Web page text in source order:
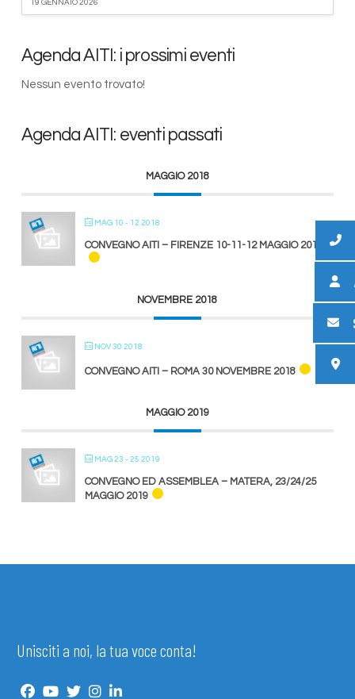
19 GENNAIO 2026
Agenda AITI: i prossimi eventi
Nessun evento trovato!
Agenda AITI: eventi passati
MAGGIO 2018
MAG 10 - 12 2018
CONVEGNO AITI – FIRENZE 10-11-12 MAGGIO 2018
NOVEMBRE 2018
NOV 30 2018
CONVEGNO AITI – ROMA 30 NOVEMBRE 2018
MAGGIO 2019
MAG 23 - 25 2019
CONVEGNO ED ASSEMBLEA – MATERA, 23/24/25
MAGGIO 2019
Unisciti a noi, la tua voce conta!